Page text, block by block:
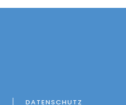
DATENSCHUTZ